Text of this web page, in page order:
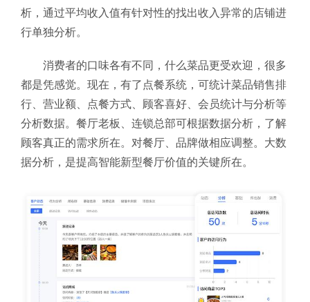
析，通过平均收入值有针对性的找出收入异常的店铺进
行单独分析。
消费者的口味各有不同，什么菜品更受欢迎，很多
都是凭感觉。现在，有了点餐系统，可统计菜品销售排
行、营业额、点餐方式、顾客喜好、会员统计与分析等
分析数据。餐厅老板、连锁总部可根据数据分析，了解
顾客真正的需求所在。对餐厅、品牌做相应调整。大数
据分析，是提高智能新型餐厅价值的关键所在。